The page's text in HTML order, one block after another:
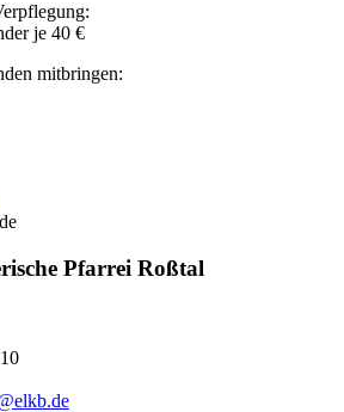
je 40 €
mitbringen:
Pfarrei Roßtal